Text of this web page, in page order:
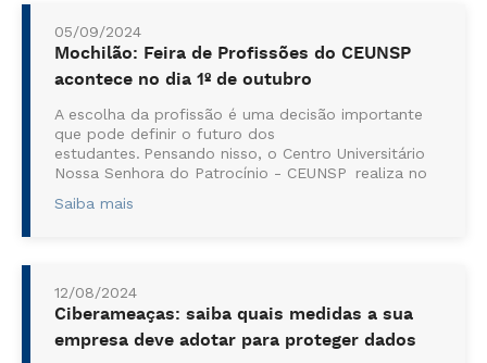
05/09/2024
Mochilão: Feira de Profissões do CEUNSP
acontece no dia 1º de outubro
A escolha da profissão é uma decisão importante
que pode definir o futuro dos
estudantes. Pensando nisso, o Centro Universitário
Nossa Senhora do Patrocínio - CEUNSP realiza no
tradicio...
Saiba mais
12/08/2024
Ciberameaças: saiba quais medidas a sua
empresa deve adotar para proteger dados